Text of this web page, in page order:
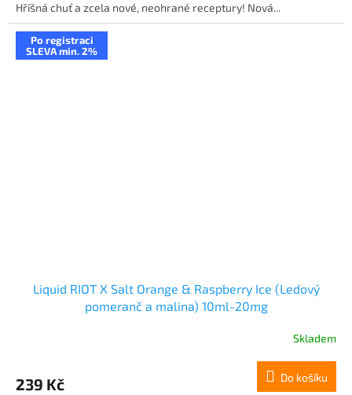
Hříšná chuť a zcela nové, neohrané receptury! Nová...
Po registraci
SLEVA min. 2%
Liquid RIOT X Salt Orange & Raspberry Ice (Ledový
pomeranč a malina) 10ml-20mg
Skladem
239 Kč Do košíku